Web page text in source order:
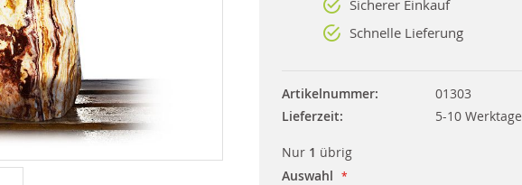
Sicherer Einkauf
Schnelle Lieferung
Artikelnummer
01303
Lieferzeit
5-10 Werktage
Nur 1 übrig
Auswahl